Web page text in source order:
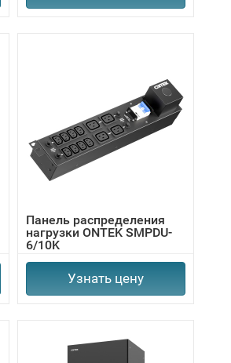
Панель распределения
нагрузки ONTEK SMPDU-
6/10K
Узнать цену